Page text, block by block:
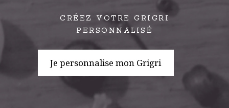
CRÉEZ VOTRE GRIGRI
PERSONNALISÉ
Je personnalise mon Grigri